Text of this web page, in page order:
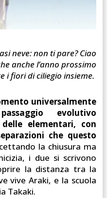
neve: non ti pare? Ciao
anche l’anno prossimo
i fiori di ciliegio insieme.
universalmente
evolutivo
elementari, con
che questo
la chiusura ma
i due si scrivono
la distanza tra la
vive Araki, e la scuola
Takaki.